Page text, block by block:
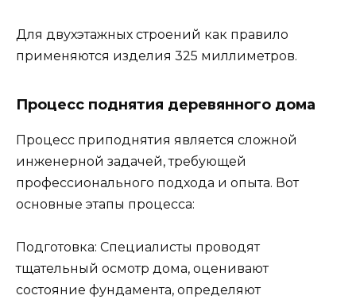
Для двухэтажных строений как правило
применяются изделия 325 миллиметров.
Процесс поднятия деревянного дома
Процесс приподнятия является сложной
инженерной задачей, требующей
профессионального подхода и опыта. Вот
основные этапы процесса:
Подготовка: Специалисты проводят
тщательный осмотр дома, оценивают
состояние фундамента, определяют